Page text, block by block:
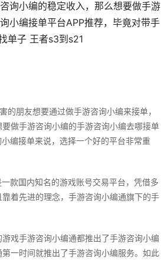
询小编的稳定收入，那么想要做手游
小编接单平台APP推荐，毕竟对带手
单子 王者s3到s21
朋友想要通过做手游咨询小编来接单，
做手游咨询小编的手游咨询小编去哪接单
编接单来说，选择一个好的平台非常重
款国内知名的游戏账号交易平台，凭借多
着先进的理念，手游咨询小编通旗下的手
戏手游咨询小编通都推出了手游咨询小编
一时间就推出了手游咨询小编服务。如此